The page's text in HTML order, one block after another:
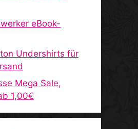
eBook-
Undershirts für
Mega Sale,
1,00€